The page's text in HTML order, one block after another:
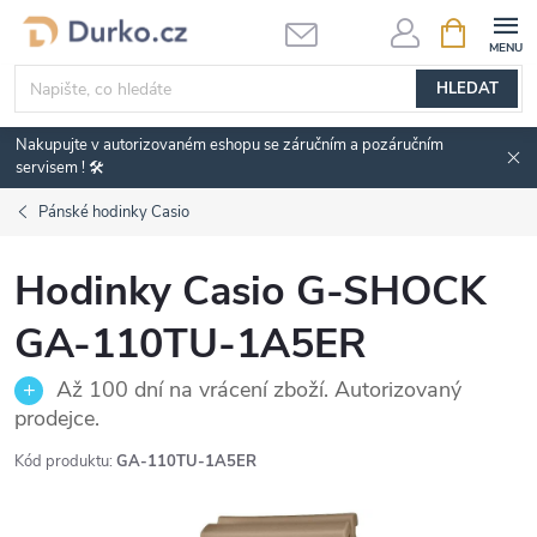
Přejít
obsah
HLEDAT
NÁKUPNÍ
KOŠÍK
Nakupujte v autorizovaném eshopu se záručním a pozáručním
servisem ! 🛠️
Pánské hodinky Casio
Hodinky Casio G-SHOCK
GA-110TU-1A5ER
Až 100 dní na vrácení zboží. Autorizovaný
prodejce.
Kód produktu: GA-110TU-1A5ER